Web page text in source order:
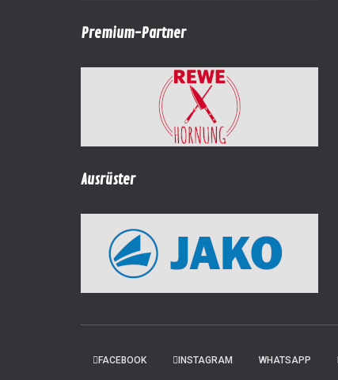
Premium-Partner
Ausrüster
FACEBOOK INSTAGRAM WHATSAPP